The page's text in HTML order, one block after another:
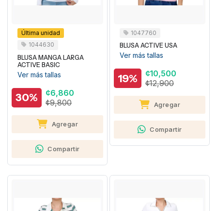
Última unidad
1044630
BLUSA MANGA LARGA
ACTIVE BASIC
Ver más tallas
30%
¢6,860
¢9,800
Agregar
Compartir
1047760
BLUSA ACTIVE USA
Ver más tallas
19%
¢10,500
¢12,900
Agregar
Compartir